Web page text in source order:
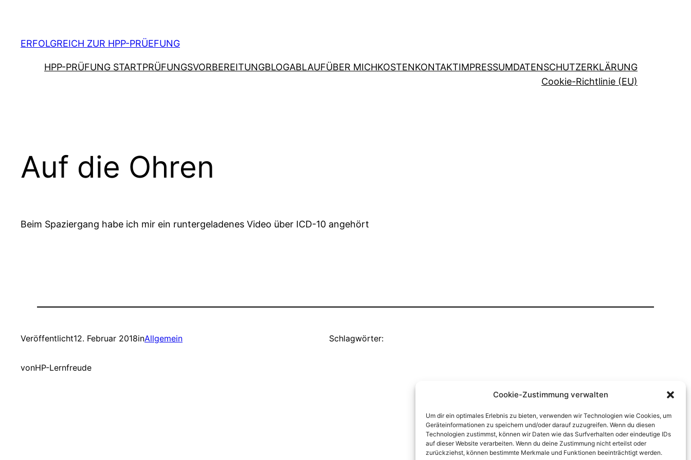
Cookie-Zustimmung verwalten
Um dir ein optimales Erlebnis zu bieten, verwenden wir Technologien wie Cookies, um
Geräteinformationen zu speichern und/oder darauf zuzugreifen. Wenn du diesen
Technologien zustimmst, können wir Daten wie das Surfverhalten oder eindeutige IDs
auf dieser Website verarbeiten. Wenn du deine Zustimmung nicht erteilst oder
zurückziehst, können bestimmte Merkmale und Funktionen beeinträchtigt werden.
springen
ERFOLGREICH ZUR HPP-PRÜEFUNG
HPP-PRÜFUNG STARTPRÜFUNGSVORBEREITUNGBLOGABLAUFÜBER MICHKOSTENKONTAKTIMPRESSUMDATENSCHUTZERKLÄRUNG
Cookie-Richtlinie (EU)
Auf die Ohren
Beim Spaziergang habe ich mir ein runtergeladenes Video über ICD-10 angehört
Veröffentlicht12. Februar 2018inAllgemein
vonHP-Lernfreude
Schlagwörter: